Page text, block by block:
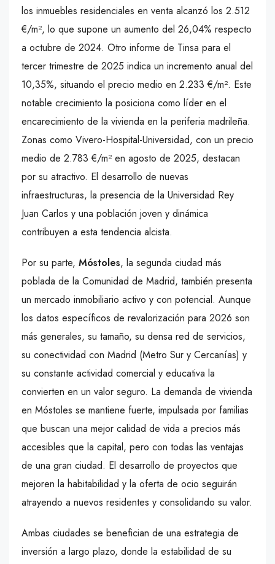
los inmuebles residenciales en venta alcanzó los 2.512
€/m², lo que supone un aumento del 26,04% respecto
a octubre de 2024. Otro informe de Tinsa para el
tercer trimestre de 2025 indica un incremento anual del
10,35%, situando el precio medio en 2.233 €/m². Este
notable crecimiento la posiciona como líder en el
encarecimiento de la vivienda en la periferia madrileña.
Zonas como Vivero-Hospital-Universidad, con un precio
medio de 2.783 €/m² en agosto de 2025, destacan
por su atractivo. El desarrollo de nuevas
infraestructuras, la presencia de la Universidad Rey
Juan Carlos y una población joven y dinámica
contribuyen a esta tendencia alcista.
Por su parte, Móstoles, la segunda ciudad más
poblada de la Comunidad de Madrid, también presenta
un mercado inmobiliario activo y con potencial. Aunque
los datos específicos de revalorización para 2026 son
más generales, su tamaño, su densa red de servicios,
su conectividad con Madrid (Metro Sur y Cercanías) y
su constante actividad comercial y educativa la
convierten en un valor seguro. La demanda de vivienda
en Móstoles se mantiene fuerte, impulsada por familias
que buscan una mejor calidad de vida a precios más
accesibles que la capital, pero con todas las ventajas
de una gran ciudad. El desarrollo de proyectos que
mejoren la habitabilidad y la oferta de ocio seguirán
atrayendo a nuevos residentes y consolidando su valor.
Ambas ciudades se benefician de una estrategia de
inversión a largo plazo, donde la estabilidad de su